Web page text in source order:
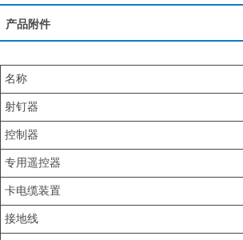
产品附件
名称
射钉器
控制器
专用遥控器
卡电缆装置
接地线